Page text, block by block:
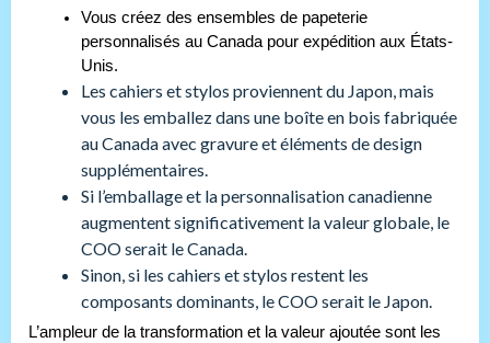
Vous créez des ensembles de papeterie
personnalisés au Canada pour expédition aux États-
Unis.
Les cahiers et stylos proviennent du Japon, mais
vous les emballez dans une boîte en bois fabriquée
au Canada avec gravure et éléments de design
supplémentaires.
Si l’emballage et la personnalisation canadienne
augmentent significativement la valeur globale, le
COO serait le Canada.
Sinon, si les cahiers et stylos restent les
composants dominants, le COO serait le Japon.
L’ampleur de la transformation et la valeur ajoutée sont les